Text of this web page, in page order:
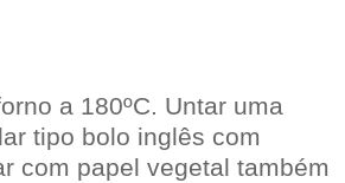
a 180ºC. Untar uma
tipo bolo inglês com
com papel vegetal também